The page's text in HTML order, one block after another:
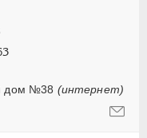
дом №38 (интернет)